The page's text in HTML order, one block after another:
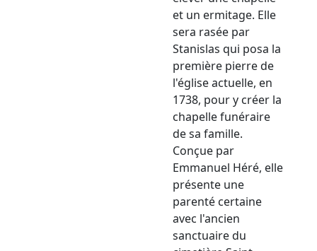
et un ermitage. Elle
sera rasée par
Stanislas qui posa la
première pierre de
l'église actuelle, en
1738, pour y créer la
chapelle funéraire
de sa famille.
Conçue par
Emmanuel Héré, elle
présente une
parenté certaine
avec l'ancien
sanctuaire du